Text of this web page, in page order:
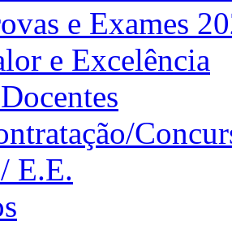
e Exames
e Excelência
E.E.